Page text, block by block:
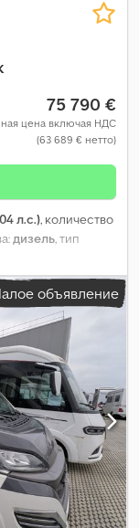
75 790 €
цена включая НДС
(63 689 € нетто)
л.с.), количество
дизель, тип
2 800 мм,
Евро 6, общий
549 кг
объявление